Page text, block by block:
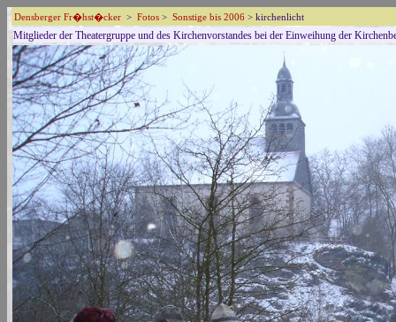
Densberger Fr�hst�cker > Fotos > Sonstige bis 2006 > kirchenlicht
Mitglieder der Theatergruppe und des Kirchenvorstandes bei der Einweihung der